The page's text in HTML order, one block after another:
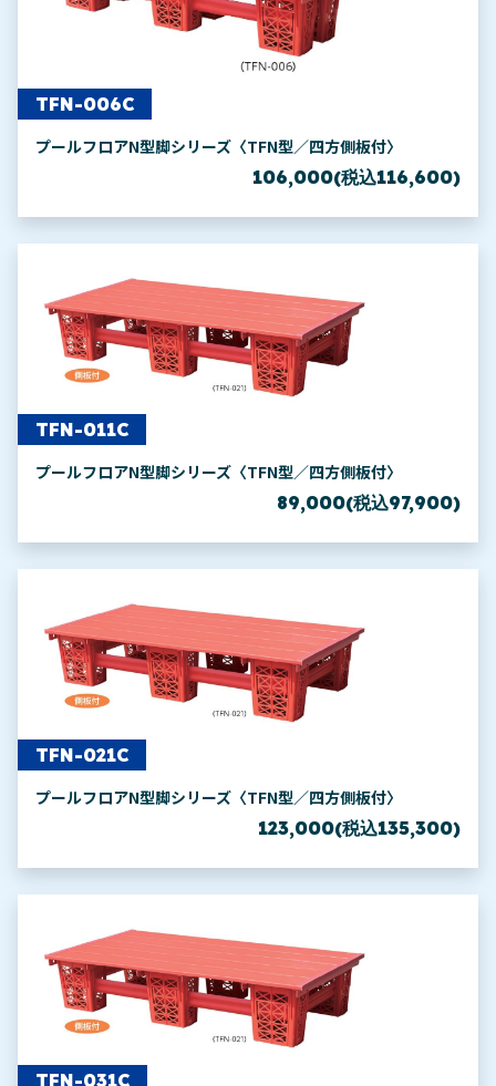
TFN-006C
プールフロアN型脚シリーズ〈TFN型／四方側板付〉
106,000(税込116,600)
TFN-011C
プールフロアN型脚シリーズ〈TFN型／四方側板付〉
89,000(税込97,900)
TFN-021C
プールフロアN型脚シリーズ〈TFN型／四方側板付〉
123,000(税込135,300)
TFN-031C